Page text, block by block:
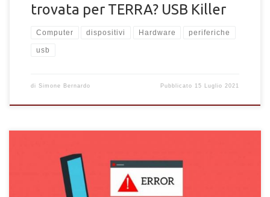
trovata per TERRA? USB Killer
Computer dispositivi Hardware periferiche
usb
di Simone Bernardo Pubblicato 15 Luglio 2021